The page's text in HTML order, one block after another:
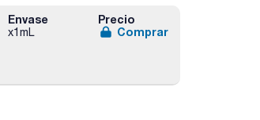
Envase
x1mL
Precio
Comprar